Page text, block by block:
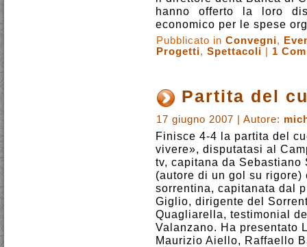
hanno offerto la loro
economico per le spese
Pubblicato in Convegni,
Progetti, Spettacoli 1
Partita del
17 giugno 2007 | Autore:
Finisce 4-4 la partita del
vivere», disputatasi al
tv, capitana da Sebastiano
(autore di un gol su
sorrentina, capitanata dal
Giglio, dirigente del
Quagliarella, testimonial
Valanzano. Ha presentato
Maurizio Aiello, Raffaello